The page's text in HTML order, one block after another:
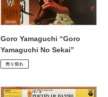
Goro Yamaguchi “Goro
Yamaguchi No Sekai”
通
常
格
¥5,940
売り切れ
Gour